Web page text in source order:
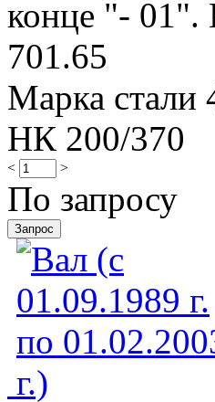
конце "- 01".
701.65
Марка стали
НК 200/370
< >
По запросу